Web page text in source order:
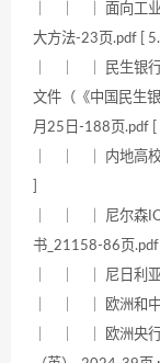
｜ ｜ ｜ 面向工业
大方法-23页.pdf [
｜ ｜ ｜ 民生银
文件（《中国民生
月25日-188页.pdf [
｜ ｜ ｜ 内地高
｜ ｜ ｜ 尼尔森
书_21158-86页.pdf
｜ ｜ ｜ 尼日利亚
｜ ｜ ｜ 欧洲和中
｜ ｜ ｜ 欧洲央行